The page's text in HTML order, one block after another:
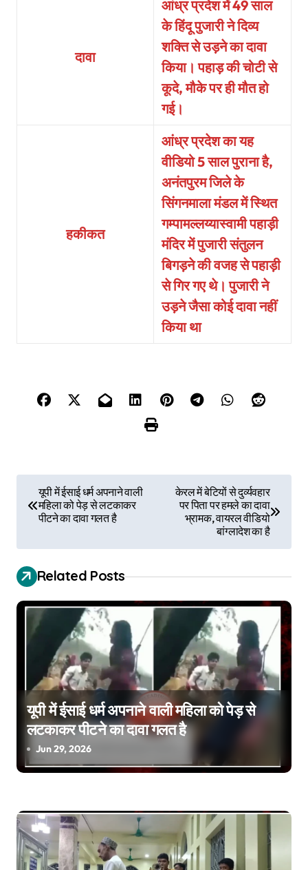
दावा
आंध्र प्रदेश में 49 साल
के हिंदू पुजारी ने दिव्य
शक्ति से उड़ने का दावा
किया। पहाड़ की चोटी से
कूदे, मौके पर ही मौत हो
गई।
हकीकत
आंध्र प्रदेश का यह
वीडियो 5 साल पुराना है,
अनंतपुरम जिले के
सिंगनमाला मंडल में स्थित
गम्पामल्लय्यास्वामी पहाड़ी
मंदिर में पुजारी संतुलन
बिगड़ने की वजह से पहाड़ी
से गिर गए थे। पुजारी ने
उड़ने जैसा कोई दावा नहीं
किया था
s
t
n
g
a
t
o
n
यूपी में ईसाई धर्म अपनाने वाली
महिला को पेड़ से लटकाकर
पीटने का दावा गलत है
केरल में बेटियों से दुर्व्यवहार
पर पिता पर हमले का दावा
भ्रामक, वायरल वीडियो
बांग्लादेश का है
Related Posts
यूपी में ईसाई धर्म अपनाने वाली महिला को पेड़ से
लटकाकर पीटने का दावा गलत है
Jun 29, 2026